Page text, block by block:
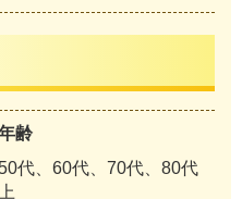
齢
代、60代、70代、80代